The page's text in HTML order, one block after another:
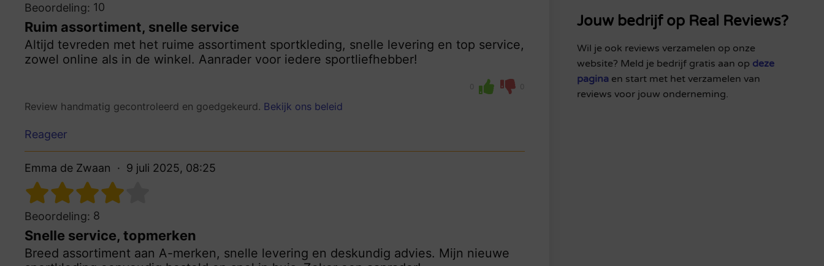
Beoordeling: 10
Ruim assortiment, snelle service
Altijd tevreden met het ruime assortiment sportkleding, snelle levering en top service,
zowel online als in de winkel. Aanrader voor iedere sportliefhebber!
0 0
Review handmatig gecontroleerd en goedgekeurd. Bekijk ons beleid
Reageer
Emma de Zwaan 9 juli 2025, 08:25
Beoordeling: 8
Snelle service, topmerken
Breed assortiment aan A-merken, snelle levering en deskundig advies. Mijn nieuwe
Jouw bedrijf op Real Reviews?
Wil je ook reviews verzamelen op onze
website? Meld je bedrijf gratis aan op deze
paginaen start met het verzamelen van
reviews voor jouw onderneming.